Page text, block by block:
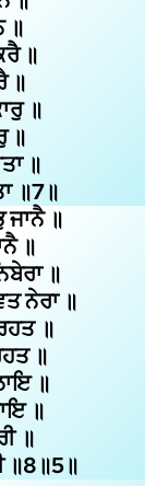
॥
॥
॥
॥
॥
॥
॥7॥
ਜਾਨੈ ॥
॥
॥
ਨੇਰਾ ॥
॥
॥
॥
॥
॥
॥8॥5॥